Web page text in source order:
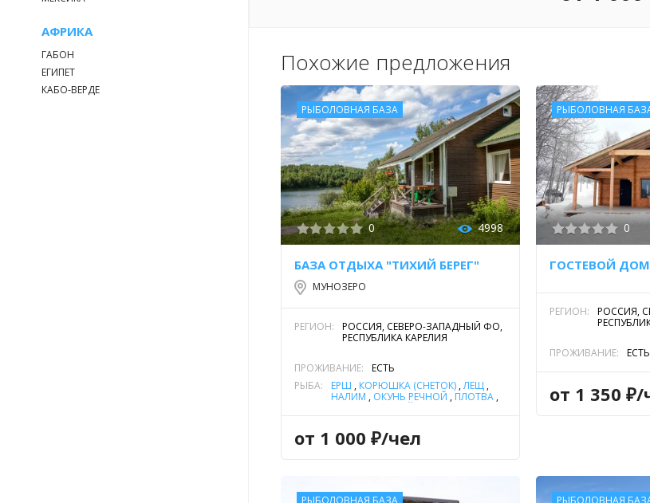
АФРИКА
ГАБОН
ЕГИПЕТ
КАБО-ВЕРДЕ
Похожие предложения
РЫБОЛОВНАЯ БАЗА
0 4998
БАЗА ОТДЫХА "ТИХИЙ БЕРЕГ"
МУНОЗЕРО
РЕГИОН:
РОССИЯ, СЕВЕРО-ЗАПАДНЫЙ ФО,
РЕСПУБЛИКА КАРЕЛИЯ
ПРОЖИВАНИЕ:
ЕСТЬ
РЫБА:
ЁРШ , КОРЮШКА (СНЕТОК) ,ЛЕЩ ,
НАЛИМ , ОКУНЬ РЕЧНОЙ , ПЛОТВА ,
от 1 000 ₽/чел
РЫБОЛОВНАЯ
0
РЕГИОН:
РОССИЯ,
ПРОЖИВАНИЕ: ЕСТЬ
от 1 350 ₽/
РЫБОЛОВНАЯ БАЗА РЫБОЛОВНАЯ